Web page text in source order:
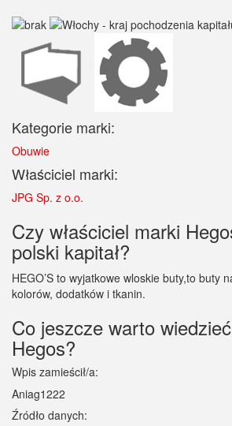
Kategorie marki:
Obuwie
Właściciel marki:
JPG Sp. z o.o.
Czy właściciel marki
polski kapitał?
HEGO’S to wyjatkowe wloskie buty,to buty
kolorów, dodatków i tkanin.
Co jeszcze warto
Hegos?
Wpis zamieścił/a:
Aniag1222
Źródło danych: